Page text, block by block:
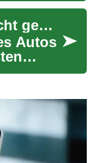
Autofinanzierung leicht gemacht: Tipps für günstige Kredite und gute SCHUFA-Scores
Autos